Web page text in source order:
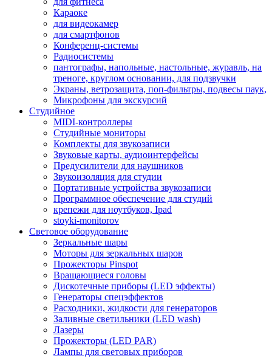
Караоке
для видеокамер
для смартфонов
Конференц-системы
Радиосистемы
пантографы, напольные, настольные, журавль, на
треноге, круглом основании, для подзвучки
Экраны, ветрозащита, поп-фильтры, подвесы паук,
Микрофоны для экскурсий
Студийное
MIDI-контроллеры
Студийные мониторы
Комплекты для звукозаписи
Звуковые карты, аудиоинтерфейсы
Предусилители для наушников
Звукоизоляция для студии
Портативные устройства звукозаписи
Программное обеспечение для студий
крепежи для ноутбуков, Ipad
stoyki-monitorov
Световое оборудование
Зеркальные шары
Моторы для зеркальных шаров
Прожекторы Pinspot
Вращающиеся головы
Дискотечные приборы (LED эффекты)
Генераторы спецэффектов
Расходники, жидкости для генераторов
Заливные светильники (LED wash)
Лазеры
Прожекторы (LED PAR)
Лампы для световых приборов